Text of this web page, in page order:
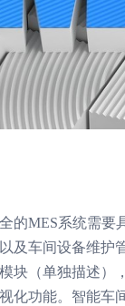
的MES系统需要
及车间设备维护
块（单独描述）
化功能。智能车